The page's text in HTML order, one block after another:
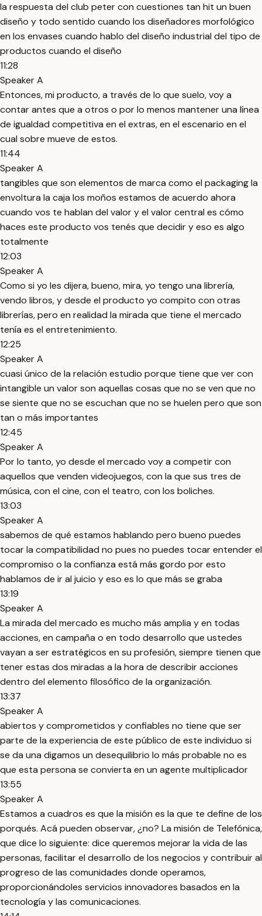
la respuesta del club peter con cuestiones tan hit un buen
diseño y todo sentido cuando los diseñadores morfológico
en los envases cuando hablo del diseño industrial del tipo de
productos cuando el diseño
11:28
Speaker A
Entonces, mi producto, a través de lo que suelo, voy a
contar antes que a otros o por lo menos mantener una línea
de igualdad competitiva en el extras, en el escenario en el
cual sobre mueve de estos.
11:44
Speaker A
tangibles que son elementos de marca como el packaging la
envoltura la caja los moños estamos de acuerdo ahora
cuando vos te hablan del valor y el valor central es cómo
haces este producto vos tenés que decidir y eso es algo
totalmente
12:03
Speaker A
Como si yo les dijera, bueno, mira, yo tengo una librería,
vendo libros, y desde el producto yo compito con otras
librerías, pero en realidad la mirada que tiene el mercado
tenía es el entretenimiento.
12:25
Speaker A
cuasi único de la relación estudio porque tiene que ver con
intangible un valor son aquellas cosas que no se ven que no
se siente que no se escuchan que no se huelen pero que son
tan o más importantes
12:45
Speaker A
Por lo tanto, yo desde el mercado voy a competir con
aquellos que venden videojuegos, con la que sus tres de
música, con el cine, con el teatro, con los boliches.
13:03
Speaker A
sabemos de qué estamos hablando pero bueno puedes
tocar la compatibilidad no pues no puedes tocar entender el
compromiso o la confianza está más gordo por esto
hablamos de ir al juicio y eso es lo que más se graba
13:19
Speaker A
La mirada del mercado es mucho más amplia y en todas
acciones, en campaña o en todo desarrollo que ustedes
vayan a ser estratégicos en su profesión, siempre tienen que
tener estas dos miradas a la hora de describir acciones
dentro del elemento filosófico de la organización.
13:37
Speaker A
abiertos y comprometidos y confiables no tiene que ser
parte de la experiencia de este público de este individuo si
se da una digamos un desequilibrio lo más probable no es
que esta persona se convierta en un agente multiplicador
13:55
Speaker A
Estamos a cuadros es que la misión es la que te define de los
porqués. Acá pueden observar, ¿no? La misión de Telefónica,
que dice lo siguiente: dice queremos mejorar la vida de las
personas, facilitar el desarrollo de los negocios y contribuir al
progreso de las comunidades donde operamos,
proporcionándoles servicios innovadores basados en la
tecnología y las comunicaciones.